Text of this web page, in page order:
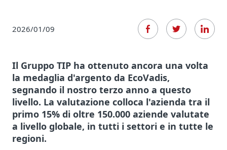
2026/01/09
Il Gruppo TIP ha ottenuto ancora una volta
la medaglia d'argento da EcoVadis,
segnando il nostro terzo anno a questo
livello. La valutazione colloca l'azienda tra il
primo 15% di oltre 150.000 aziende valutate
a livello globale, in tutti i settori e in tutte le
regioni.